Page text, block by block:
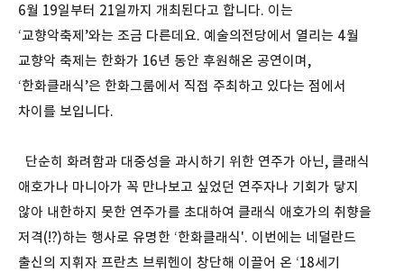
6월 19일부터 21일까지 개최된다고 합니다. 이는
‘교향악축제’와는 조금 다른데요. 예술의전당에서 열리는 4월
교향악 축제는 한화가 16년 동안 후원해온 공연이며,
‘한화클래식’은 한화그룹에서 직접 주최하고 있다는 점에서
차이를 보입니다.
단순히 화려함과 대중성을 과시하기 위한 연주가 아닌, 클래식
애호가나 마니아가 꼭 만나보고 싶었던 연주자나 기회가 닿지
않아 내한하지 못한 연주가를 초대하여 클래식 애호가의 취향을
저격(!?)하는 행사로 유명한 ‘한화클래식'. 이번에는 네덜란드
출신의 지휘자 프란츠 브뤼헨이 창단해 이끌어 온 ‘18세기